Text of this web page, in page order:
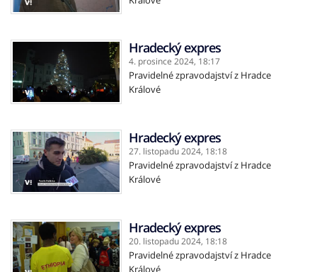
Hradecký expres
4. prosince 2024, 18:17
Pravidelné zpravodajství z Hradce
Králové
Hradecký expres
27. listopadu 2024, 18:18
Pravidelné zpravodajství z Hradce
Králové
Hradecký expres
20. listopadu 2024, 18:18
Pravidelné zpravodajství z Hradce
Králové